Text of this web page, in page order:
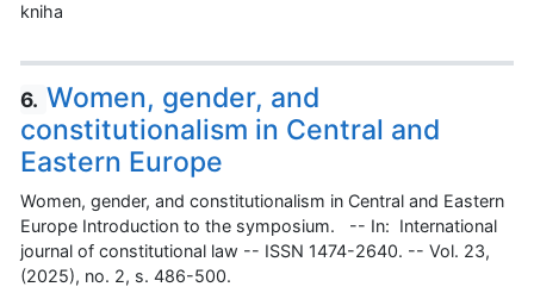
kniha
6. Women, gender, and
constitutionalism in Central and
Eastern Europe
Women, gender, and constitutionalism in Central and Eastern
Europe Introduction to the symposium. -- In: International
journal of constitutional law -- ISSN 1474-2640. -- Vol. 23,
(2025), no. 2, s. 486-500.